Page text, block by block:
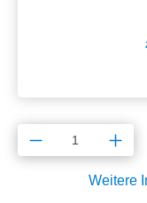
Produkt
Weitere